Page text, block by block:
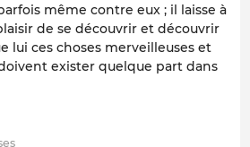
même contre eux ; il laisse à
de se découvrir et découvrir
lui ces choses merveilleuses et
exister quelque part dans